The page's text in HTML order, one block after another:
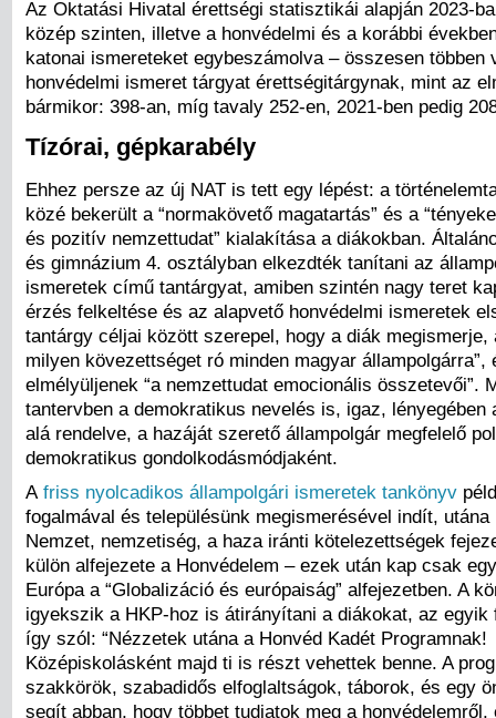
Az Oktatási Hivatal érettségi statisztikái alapján 2023-
közép szinten, illetve a honvédelmi és a korábbi
katonai ismereteket egybeszámolva – összesen többen
honvédelmi ismeret tárgyat érettségitárgynak, mint az
bármikor: 398-an, míg tavaly 252-en, 2021-ben pedig
Tízórai, gépkarabély
Ehhez persze az új NAT is tett egy lépést: a
közé bekerült a “normakövető magatartás” és a
és pozitív nemzettudat” kialakítása a diákokban.
és gimnázium 4. osztályban elkezdték tanítani az
ismeretek című tantárgyat, amiben szintén nagy teret
érzés felkeltése és az alapvető honvédelmi ismeretek
tantárgy céljai között szerepel, hogy a diák megismerje,
milyen kövezettséget ró minden magyar állampolgárra”,
elmélyüljenek “a nemzettudat emocionális összetevői”.
tantervben a demokratikus nevelés is, igaz, lényegében
alá rendelve, a hazáját szerető állampolgár megfelelő
demokratikus gondolkodásmódjaként.
A friss nyolcadikos állampolgári ismeretek tankönyv
fogalmával és településünk megismerésével indít,
Nemzet, nemzetiség, a haza iránti kötelezettségek
külön alfejezete a Honvédelem – ezek után kap csak
Európa a “Globalizáció és európaiság” alfejezetben. A
igyekszik a HKP-hoz is átirányítani a diákokat, az egyik
így szól: “Nézzetek utána a Honvéd Kadét Programnak!
Középiskolásként majd ti is részt vehettek benne. A
szakkörök, szabadidős elfoglaltságok, táborok, és egy
segít abban, hogy többet tudjatok meg a honvédelemről,